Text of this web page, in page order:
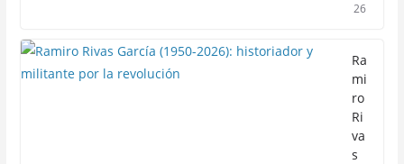
26
Ra
mi
ro
Ri
va
s